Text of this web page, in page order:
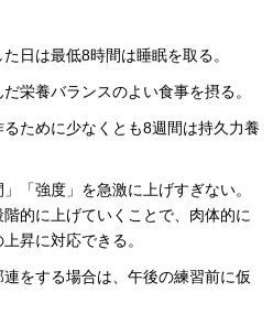
日は最低8時間は睡眠を取る。
栄養バランスのよい食事を摂る。
ために少なくとも8週間は持久力養
「強度」を急激に上げすぎない。
的に上げていくことで、肉体的に
昇に対応できる。
をする場合は、午後の練習前に仮